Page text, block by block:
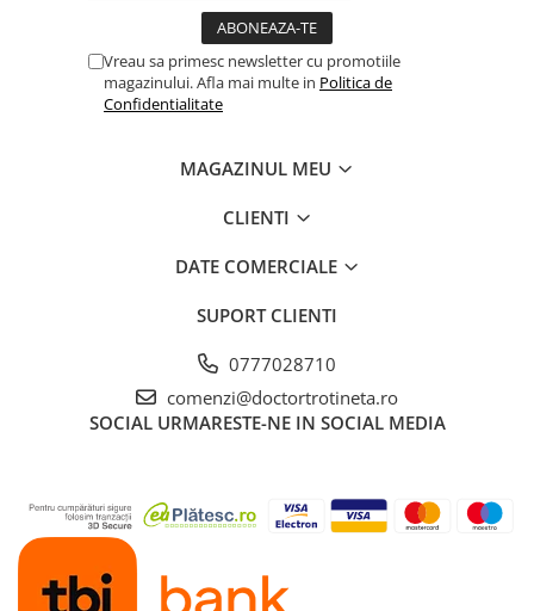
Vreau sa primesc newsletter cu promotiile
magazinului. Afla mai multe in Politica de
Confidentialitate
MAGAZINUL MEU
CLIENTI
DATE COMERCIALE
SUPORT CLIENTI
0777028710
comenzi@doctortrotineta.ro
SOCIAL URMARESTE-NE IN SOCIAL MEDIA